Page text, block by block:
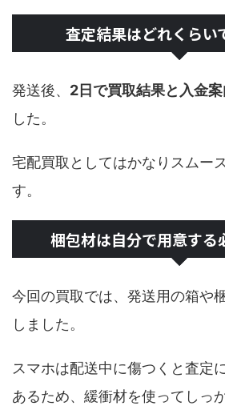
査定結果はどれくらい
発送後、 2日で買取結果と入金
した。
宅配買取としてはかなりスムー
す。
梱包材は自分で用意する
今回の買取では、発送用の箱や
しました。
スマホは配送中に傷つくと査定
あるため、緩衝材を使ってしっ